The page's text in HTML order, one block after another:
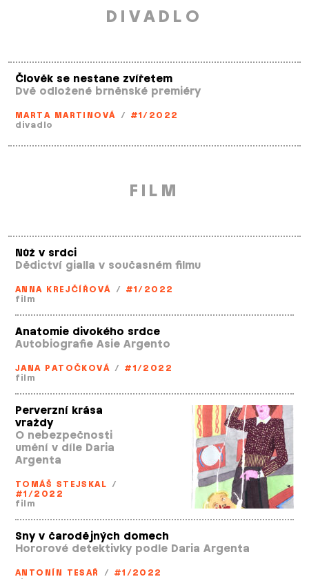
DIVADLO
Člověk se nestane zvířetem
Dvě odložené brněnské premiéry
MARTA MARTINOVÁ / #1/2022
divadlo
FILM
Nůž v srdci
Dědictví gialla v současném filmu
ANNA KREJČÍŘOVÁ / #1/2022
film
Anatomie divokého srdce
Autobiografie Asie Argento
JANA PATOČKOVÁ / #1/2022
film
Perverzní krása
vraždy
O nebezpečnosti
umění v díle Daria
Argenta
TOMÁŠ STEJSKAL /
#1/2022
film
Sny v čarodějných domech
Hororové detektivky podle Daria Argenta
ANTONÍN TESAŘ / #1/2022